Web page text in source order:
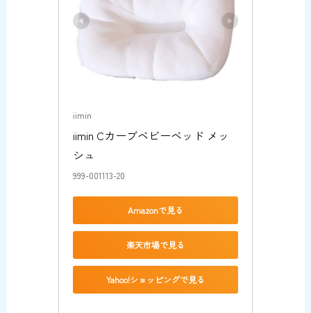
iimin
iimin Cカーブベビーベッド メッ
シュ
999-001113-20
Amazonで見る
楽天市場で見る
Yahoo!ショッピングで見る